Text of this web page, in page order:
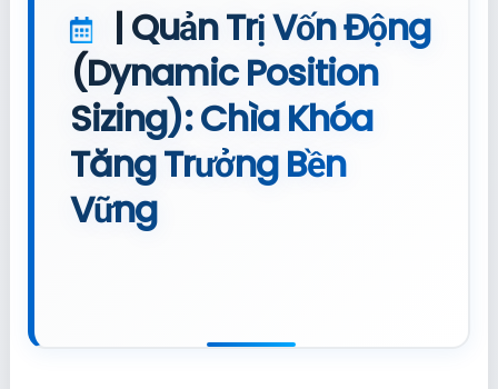
| Quản Trị Vốn Động
(Dynamic Position
Sizing): Chìa Khóa
Tăng Trưởng Bền
Vững